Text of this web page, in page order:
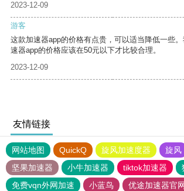
2023-12-09
游客
这款加速器app的价格有点贵，可以适当降低一些
速器app的价格应该在50元以下才比较合理。
2023-12-09
友情链接
网站地图 QuickQ 旋风加速度器 旋风
坚果加速器
小牛加速器 tiktok加速器
免费vqn外网加速
小蓝鸟 优途加速器官网